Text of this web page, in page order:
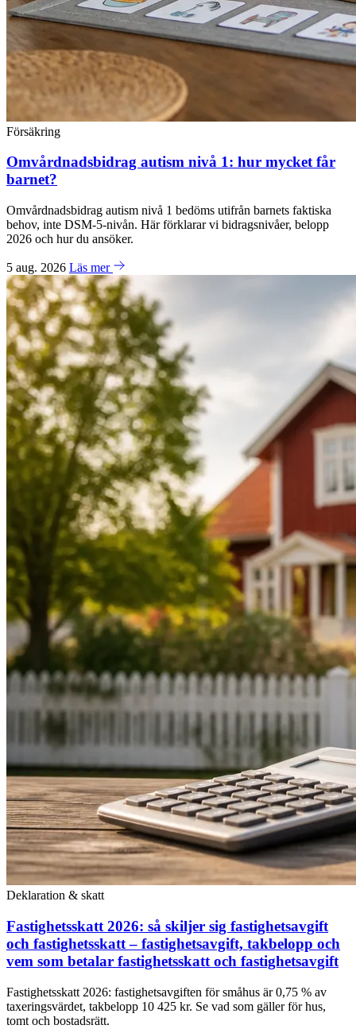
Försäkring
Omvårdnadsbidrag autism nivå 1: hur mycket får
barnet?
Omvårdnadsbidrag autism nivå 1 bedöms utifrån barnets faktiska
behov, inte DSM-5-nivån. Här förklarar vi bidragsnivåer, belopp
2026 och hur du ansöker.
5 aug. 2026 Läs mer
Deklaration & skatt
Fastighetsskatt 2026: så skiljer sig fastighetsavgift
och fastighetsskatt – fastighetsavgift, takbelopp och
vem som betalar fastighetsskatt och fastighetsavgift
Fastighetsskatt 2026: fastighetsavgiften för småhus är 0,75 % av
taxeringsvärdet, takbelopp 10 425 kr. Se vad som gäller för hus,
tomt och bostadsrätt.